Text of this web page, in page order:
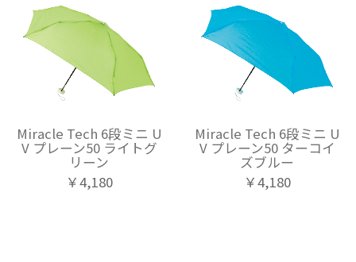
Miracle Tech 6段ミニ U
V プレーン50 ライトグ
リーン
￥4,180
Miracle Tech 6段ミニ U
V プレーン50 ターコイ
ズブルー
￥4,180